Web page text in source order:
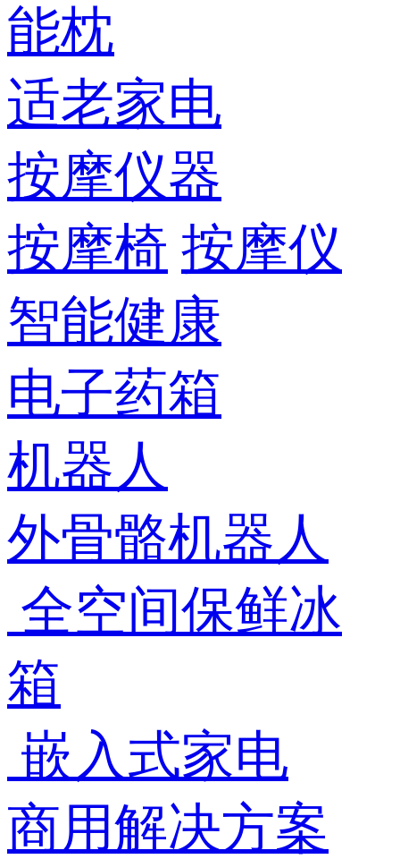
能枕
适老家电
按摩仪器
按摩椅 按摩仪
智能健康
电子药箱
机器人
外骨骼机器人
全空间保鲜冰
箱
嵌入式家电
商用解决方案